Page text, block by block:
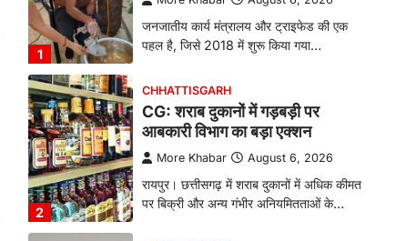
1
जनजातीय कार्य मंत्रालय और ट्राइफेड की एक
पहल है, जिसे 2018 में शुरू किया गया…
2
CHHATTISGARH
CG: शराब दुकानों में गड़बड़ी पर
आबकारी विभाग का बड़ा एक्शन
More Khabar August 6, 2026
रायपुर। छत्तीसगढ़ में शराब दुकानों में अधिक कीमत
पर बिक्री और अन्य गंभीर अनियमितताओं के…